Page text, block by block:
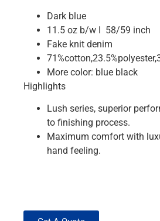
Dark blue
11.5 oz b/w I 58/59 inch
Fake knit denim
More color: blue black
Highlights
Lush series, superior
to finishing process.
Maximum comfort with
hand feeling.